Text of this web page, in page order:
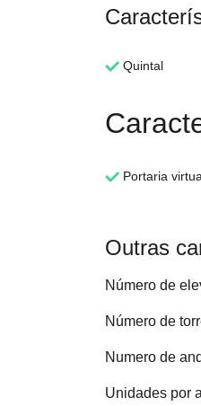
Quintal
Portaria
Outras
Número de
Número de
Numero de
Unidades por